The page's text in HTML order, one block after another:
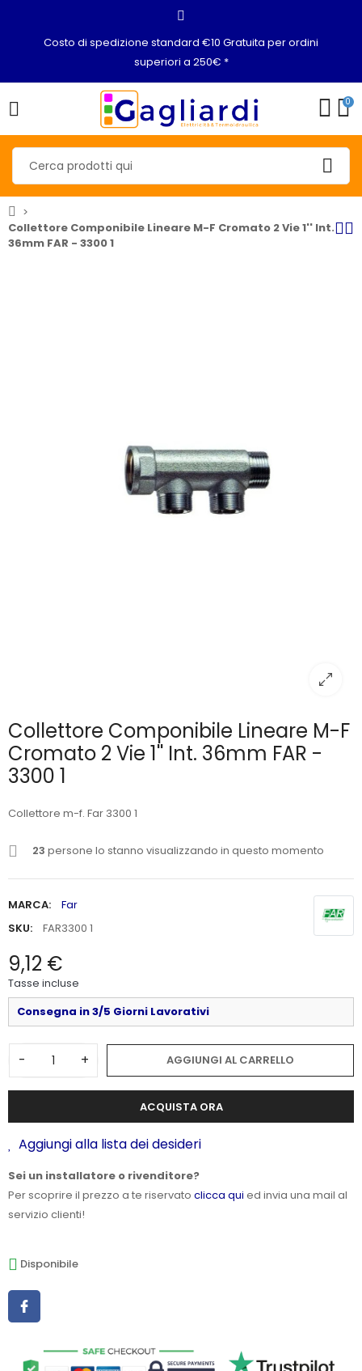
Costo di spedizione standard €10 Gratuita per ordini
superiori a 250€ *
0
Collettore Componibile Lineare M-F Cromato 2 Vie 1'' Int.
36mm FAR - 3300 1
Collettore Componibile Lineare M-F
Cromato 2 Vie 1'' Int. 36mm FAR -
3300 1
Collettore m-f. Far 3300 1
23 persone lo stanno visualizzando in questo momento
MARCA:
Far
SKU:
FAR3300 1
9,12 €
Tasse incluse
Consegna in 3/5 Giorni Lavorativi
- + AGGIUNGI AL CARRELLO
ACQUISTA ORA
Aggiungi alla lista dei desideri
Sei un installatore o rivenditore?
Per scoprire il prezzo a te riservato clicca qui ed invia una mail al
servizio clienti!
Disponibile